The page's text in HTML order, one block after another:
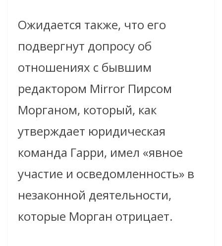
Ожидается также, что его
подвергнут допросу об
отношениях с бывшим
редактором Mirror Пирсом
Морганом, который, как
утверждает юридическая
команда Гарри, имел «явное
участие и осведомленность» в
незаконной деятельности,
которые Морган отрицает.